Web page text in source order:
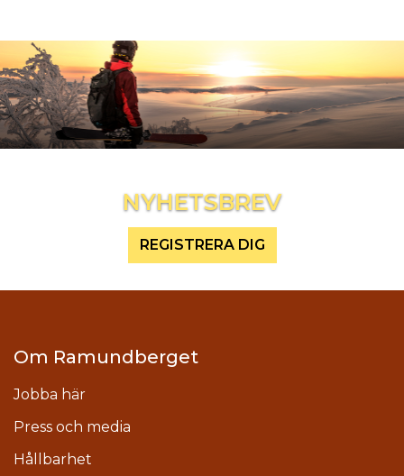
NYHETSBREV
REGISTRERA DIG
Om Ramundberget
Jobba här
Press och media
Hållbarhet